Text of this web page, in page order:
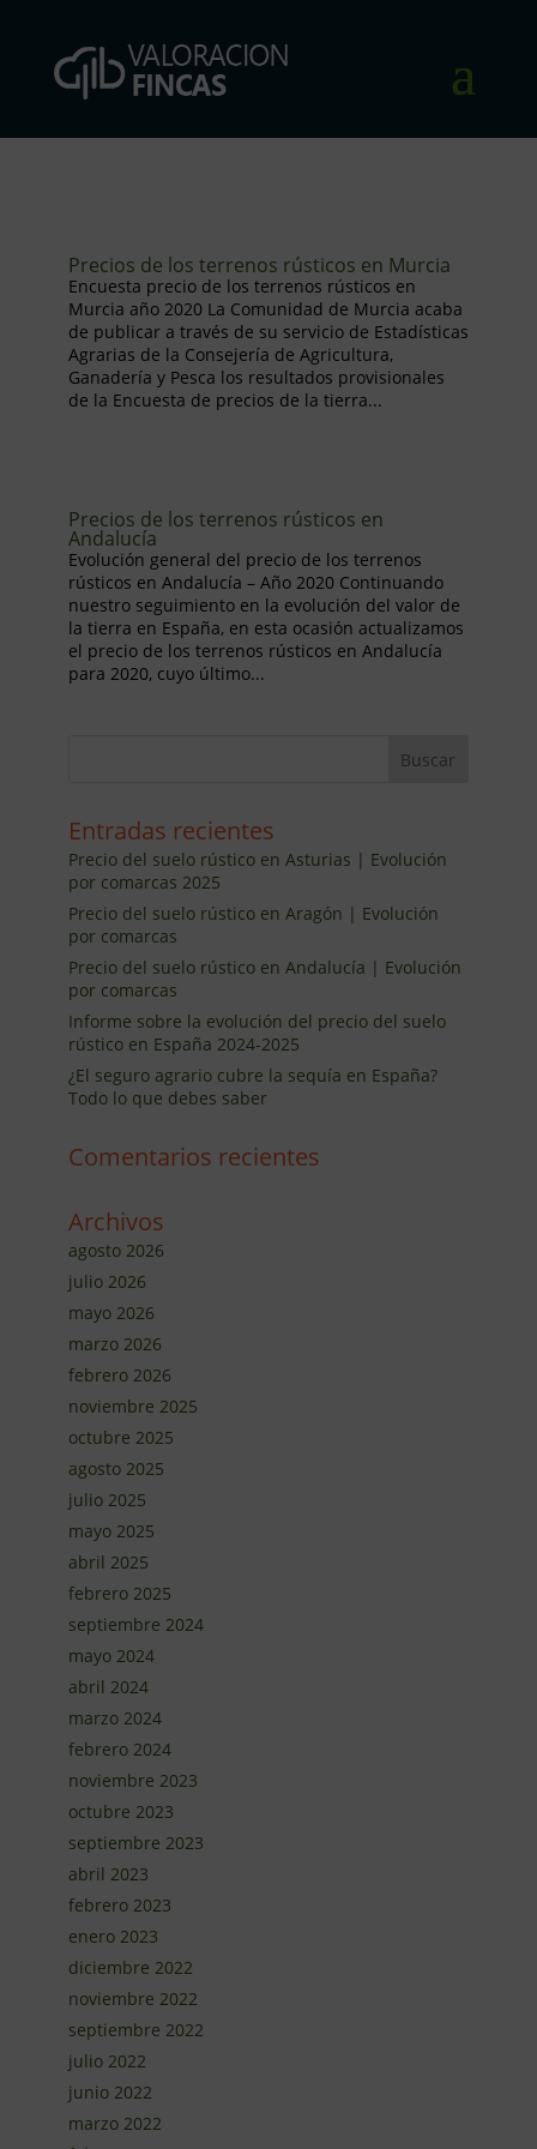
Precios de los terrenos rústicos en Murcia
Encuesta precio de los terrenos rústicos en
Murcia año 2020 La Comunidad de Murcia acaba
de publicar a través de su servicio de Estadísticas
Agrarias de la Consejería de Agricultura,
Ganadería y Pesca los resultados provisionales
de la Encuesta de precios de la tierra...
Precios de los terrenos rústicos en
Andalucía
Evolución general del precio de los terrenos
rústicos en Andalucía – Año 2020 Continuando
nuestro seguimiento en la evolución del valor de
la tierra en España, en esta ocasión actualizamos
el precio de los terrenos rústicos en Andalucía
para 2020, cuyo último...
Entradas recientes
Precio del suelo rústico en Asturias | Evolución
por comarcas 2025
Precio del suelo rústico en Aragón | Evolución
por comarcas
Precio del suelo rústico en Andalucía | Evolución
por comarcas
Informe sobre la evolución del precio del suelo
rústico en España 2024-2025
¿El seguro agrario cubre la sequía en España?
Todo lo que debes saber
Comentarios recientes
Archivos
agosto 2026
julio 2026
mayo 2026
marzo 2026
febrero 2026
noviembre 2025
octubre 2025
agosto 2025
julio 2025
mayo 2025
abril 2025
febrero 2025
septiembre 2024
mayo 2024
abril 2024
marzo 2024
febrero 2024
noviembre 2023
octubre 2023
septiembre 2023
abril 2023
febrero 2023
enero 2023
diciembre 2022
noviembre 2022
septiembre 2022
julio 2022
junio 2022
marzo 2022